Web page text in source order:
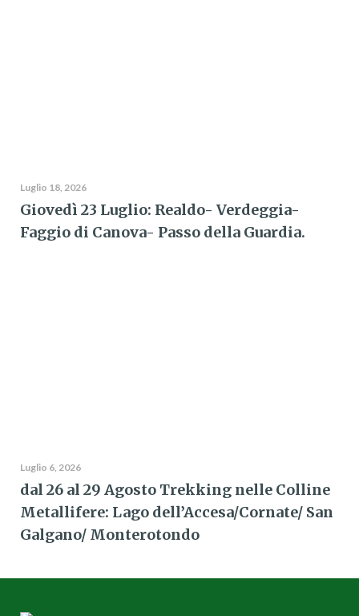
Luglio 18, 2026
Giovedì 23 Luglio: Realdo- Verdeggia-
Faggio di Canova- Passo della Guardia.
Luglio 6, 2026
dal 26 al 29 Agosto Trekking nelle Colline
Metallifere: Lago dell’Accesa/Cornate/ San
Galgano/ Monterotondo